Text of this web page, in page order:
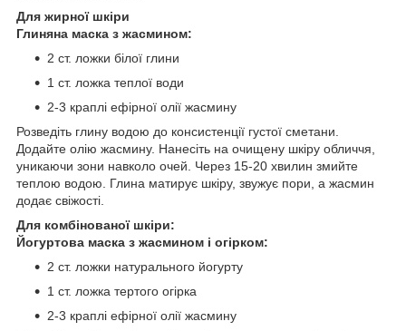
Для жирної шкіри
Глиняна маска з жасмином:
2 ст. ложки білої глини
1 ст. ложка теплої води
2-3 краплі ефірної олії жасмину
Розведіть глину водою до консистенції густої сметани.
Додайте олію жасмину. Нанесіть на очищену шкіру обличчя,
уникаючи зони навколо очей. Через 15-20 хвилин змийте
теплою водою. Глина матирує шкіру, звужує пори, а жасмин
додає свіжості.
Для комбінованої шкіри:
Йогуртова маска з жасмином і огірком:
2 ст. ложки натурального йогурту
1 ст. ложка тертого огірка
2-3 краплі ефірної олії жасмину